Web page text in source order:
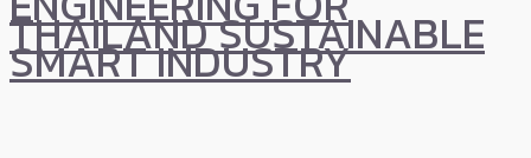
THAILAND SUSTAINABLE
SMART INDUSTRY